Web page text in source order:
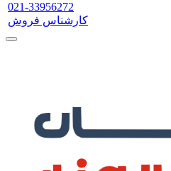
021-33956272
کارشناس فروش